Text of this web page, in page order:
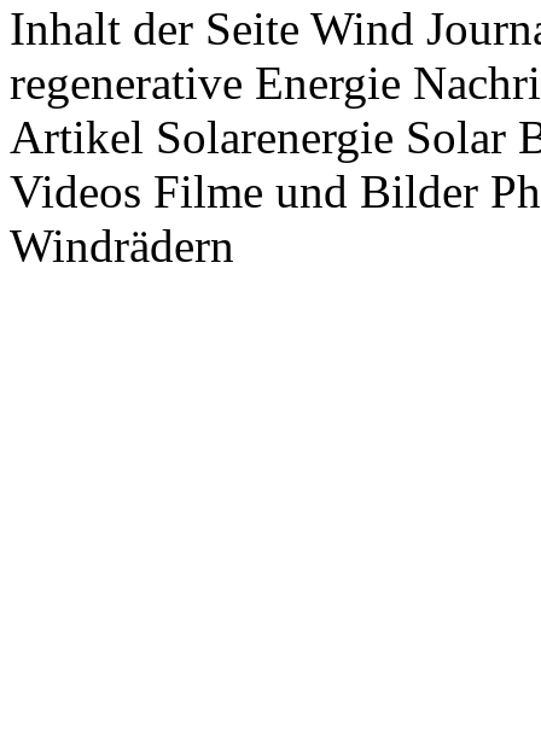
Inhalt der Seite Wind
regenerative Energie
Artikel Solarenergie Solar
Videos Filme und Bilder
Windrädern